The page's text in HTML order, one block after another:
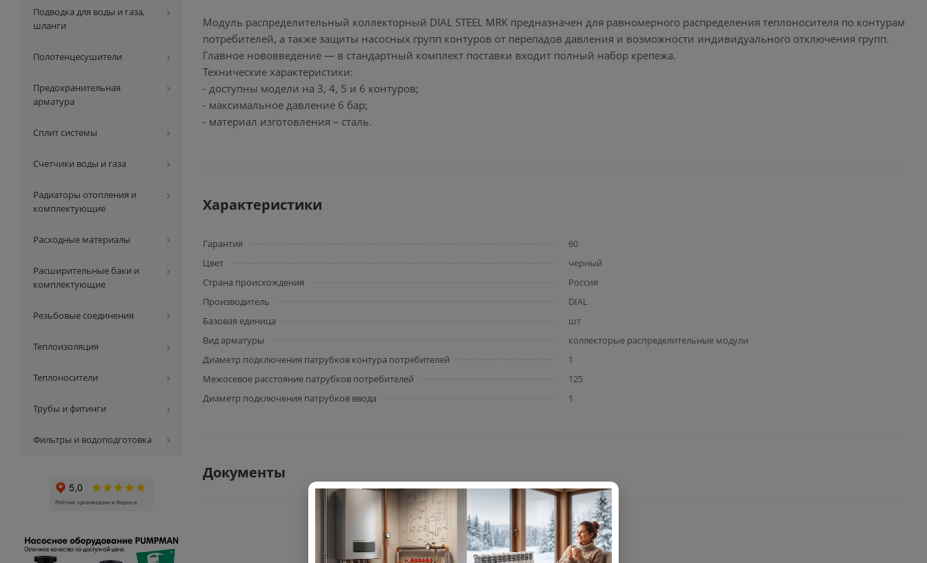
Модуль распределительный коллекторный DIAL STEEL MRK предназначен для равномерного распределения теплоносителя по контурам
потребителей, а также защиты насосных групп контуров от перепадов давления и возможности индивидуального отключения групп.
Главное нововведение — в стандартный комплект поставки входит полный набор крепежа.
Технические характеристики:
- доступны модели на 3, 4, 5 и 6 контуров;
- максимальное давление 6 бар;
- материал изготовления – сталь.
Характеристики
Гарантия
60
Цвет
черный
Страна происхождения
Россия
Производитель
DIAL
Базовая единица
шт
Вид арматуры
коллекторые распределительные модули
Диаметр подключения патрубков контура потребителей
1
Межосевое расстояние патрубков потребителей
125
Диаметр подключения патрубков ввода
1
Документы
Подводка для воды и газа,
шланги
Полотенцесушители
Предохранительная
арматура
Сплит системы
Счетчики воды и газа
Радиаторы отопления и
комплектующие
Расходные материалы
Расширительные баки и
комплектующие
Резьбовые соединения
Теплоизоляция
Теплоносители
Трубы и фитинги
Фильтры и водоподготовка
×